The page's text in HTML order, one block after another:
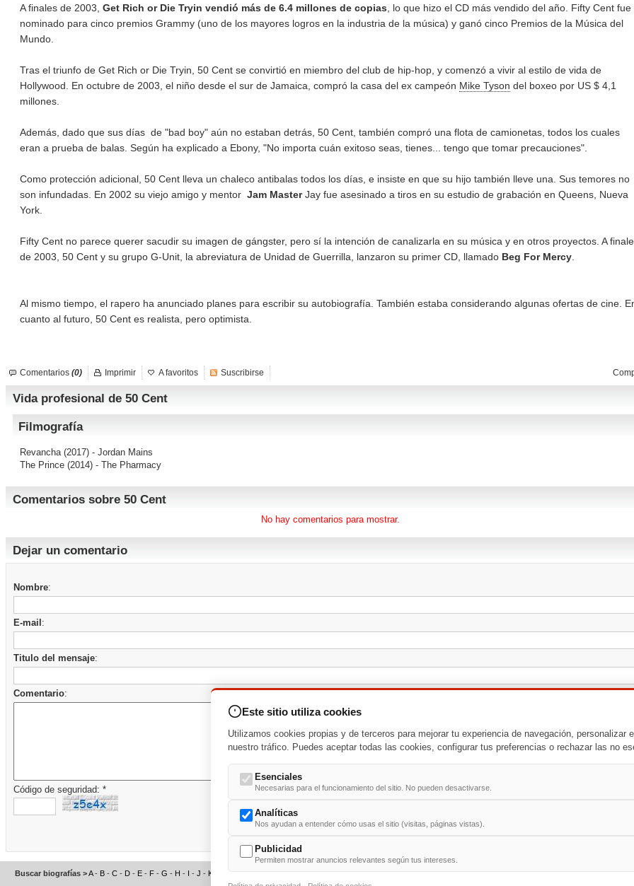
A finales de 2003, Get Rich or Die Tryin vendió más de 6.4 millones de copias , lo que hizo el CD más vendido del año. Fifty Cent fue
nominado para cinco premios Grammy (uno de los mayores logros en la industria de la música) y ganó cinco Premios de la Música del
Mundo.
Tras el triunfo de Get Rich or Die Tryin, 50 Cent se convirtió en miembro del club de hip-hop, y comenzó a vivir al estilo de vida de
Hollywood. En octubre de 2003, el niño desde el sur de Jamaica, compró la casa del ex campeón Mike Tyson del boxeo por US $ 4,1
millones.
Además, dado que sus días de "bad boy" aún no estaban detrás, 50 Cent, también compró una flota de camionetas, todos los cuales
eran a prueba de balas. Según ha explicado a Ebony, "No importa cuán exitoso seas, tienes... tengo que tomar precauciones".
Como protección adicional, 50 Cent lleva un chaleco antibalas todos los días, e insiste en que su hijo también lleve una. Sus temores no
son infundadas. En 2002 su viejo amigo y mentor Jam MasterJay fue asesinado a tiros en su estudio de grabación en Queens, Nueva
York.
Fifty Cent no parece querer sacudir su imagen de gángster, pero sí la intención de canalizarla en su música y en otros proyectos. A
de 2003, 50 Cent y su grupo G-Unit, la abreviatura de Unidad de Guerrilla, lanzaron su primer CD, llamado Beg For Mercy
Al mismo tiempo, el rapero ha anunciado planes para escribir su autobiografía. También estaba considerando algunas ofertas de cine.
cuanto al futuro, 50 Cent es realista, pero optimista.
Comentarios (0) Imprimir A favoritos Suscribirse
Vida profesional de 50 Cent
Filmografía
Revancha(2017) - Jordan Mains
The Prince (2014) - The Pharmacy
Comentarios sobre 50 Cent
No hay comentarios para mostrar.
Dejar un comentario
Nombre:
E-mail :
Titulo del mensaje:
Comentario:
Código de seguridad: *
Buscar biografías >A- B - C - D - E - F - G - H - I - J - K M-N-O-P-Q-R-S-T-U-V-W-X-Y-Z
Este sitio utiliza cookies
Utilizamos cookies propias y de terceros para mejorar tu experiencia de navegación, personalizar
nuestro tráfico. Puedes aceptar todas las cookies, configurar tus preferencias o rechazar las no
Esenciales
Necesarias para el funcionamiento del sitio. No pueden desactivarse.
Analíticas
Nos ayudan a entender cómo usas el sitio (visitas, páginas vistas).
Publicidad
Permiten mostrar anuncios relevantes según tus intereses.